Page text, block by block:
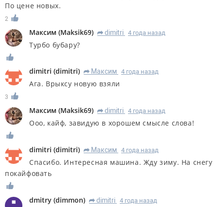
По цене новых.
2
Максим (Maksik69) R dimitri 4 года назад
Турбо бубару?
dimitri (dimitri) R Максим 4 года назад
Ага. Врыксу новую взяли
3
Максим (Maksik69) R dimitri 4 года назад
Ооо, кайф, завидую в хорошем смысле слова!
dimitri (dimitri) R Максим 4 года назад
Спасибо. Интересная машина. Жду зиму. На снегу
покайфовать
dmitry (dimmon) R dimitri 4 года назад